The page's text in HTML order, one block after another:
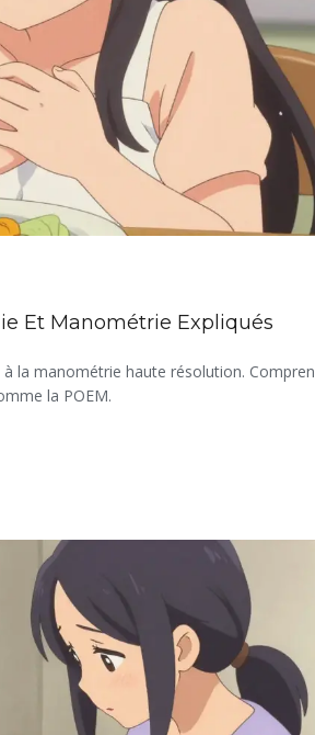
Et Manométrie Expliqués
la manométrie haute résolution.
la POEM.